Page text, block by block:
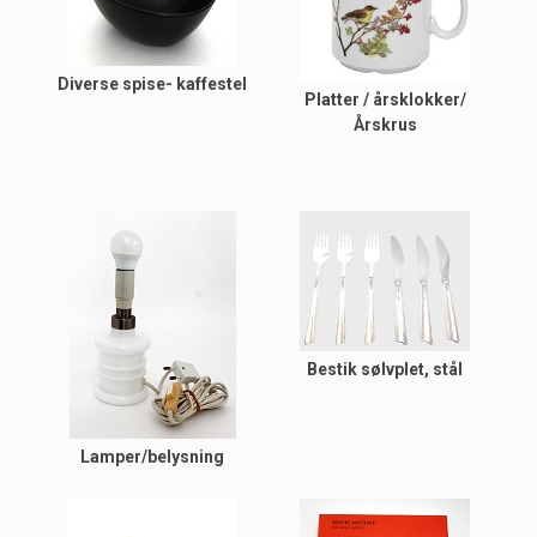
Diverse spise- kaffestel
Platter / årsklokker/
Årskrus
Lamper/belysning
Bestik sølvplet, stål